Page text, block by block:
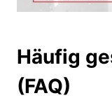
Häufig
(FAQ)